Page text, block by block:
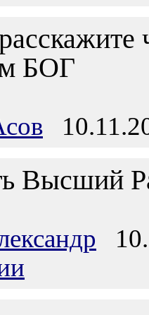
БОГ
Высший